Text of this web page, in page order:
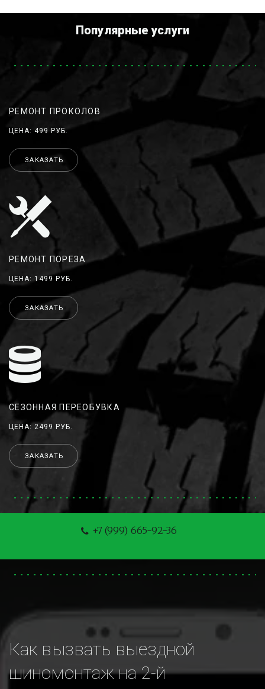
Популярные услуги
РЕМОНТ ПРОКОЛОВ
ЦЕНА: 499 РУБ.
ЗАКАЗАТЬ
РЕМОНТ ПОРЕЗА
ЦЕНА: 1499 РУБ.
ЗАКАЗАТЬ
СЕЗОННАЯ ПЕРЕОБУВКА
ЦЕНА: 2499 РУБ.
ЗАКАЗАТЬ
+7 (999) 665-92-36
Как вызвать выездной
шиномонтаж на 2-й